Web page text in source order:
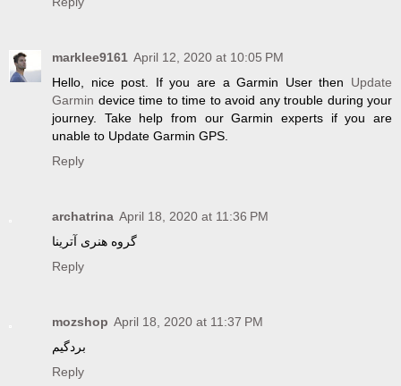
marklee9161 April 12, 2020 at 10:05 PM
Hello, nice post. If you are a Garmin User then Update
Garmin device time to time to avoid any trouble during your
journey. Take help from our Garmin experts if you are
unable to Update Garmin GPS.
Reply
archatrina April 18, 2020 at 11:36 PM
گروه هنری آترینا
Reply
mozshop April 18, 2020 at 11:37 PM
بردگیم
Reply